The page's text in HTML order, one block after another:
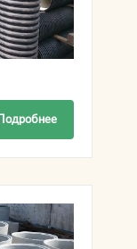
Подробнее